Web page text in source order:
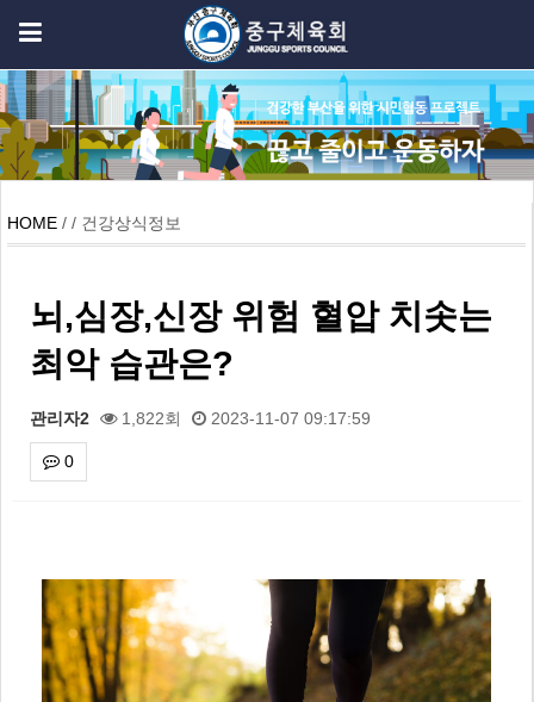
HOME / / 건강상식정보
뇌,심장,신장 위험 혈압 치솟는
최악 습관은?
관리자2 1,822회 2023-11-07 09:17:59
0